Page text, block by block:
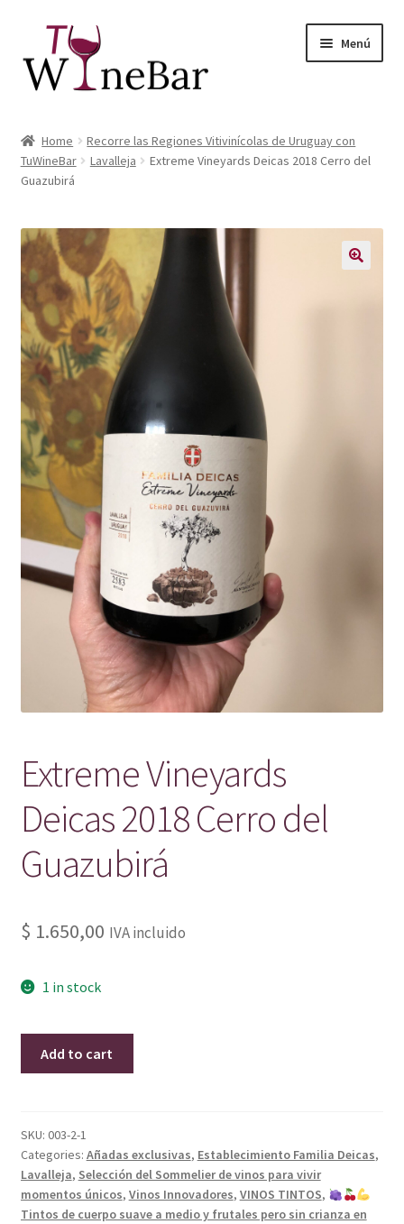
a
la
al
contenido
Menú
Tienda de Vinos y Productos
hijo
el
menú
hijo
Sobre Nosotros
Home
Recorre las Regiones Vitivinícolas de Uruguay con
TuWineBar
Lavalleja
Extreme Vineyards Deicas 2018 Cerro del
Guazubirá
Extreme Vineyards
Deicas 2018 Cerro del
Guazubirá
$ 1.650,00 IVA incluido
1 in stock
Cerro
del
Guazubirá
quantity
Add to cart
SKU: 003-2-1
Categories: Añadas exclusivas, Establecimiento Familia Deicas,
Lavalleja, Selección del Sommelier de vinos para vivir
momentos únicos, Vinos Innovadores, VINOS TINTOS,
Tintos de cuerpo suave a medio y frutales pero sin crianza en